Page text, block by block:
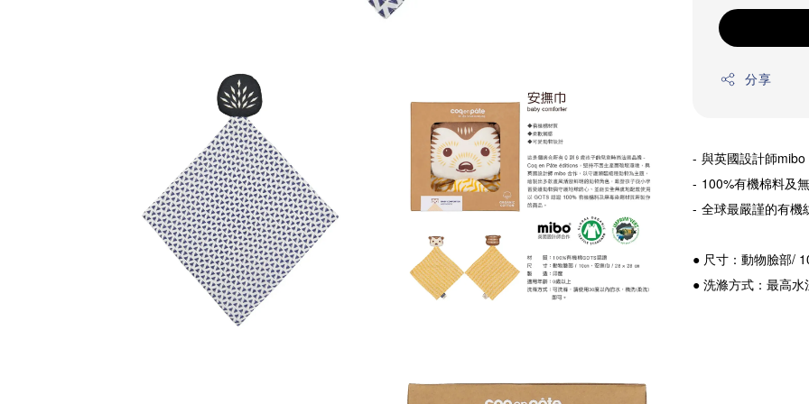
分享
- 與英國設計師
- 100%有機棉料及
- 全球最嚴謹的有機
● 尺寸：動物臉部/
● 洗滌方式：最高